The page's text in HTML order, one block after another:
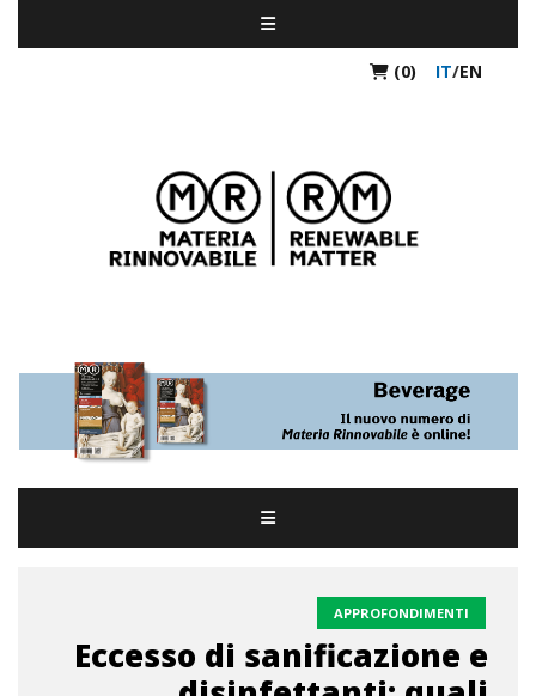
(0) IT/EN
APPROFONDIMENTI
Eccesso di sanificazione e